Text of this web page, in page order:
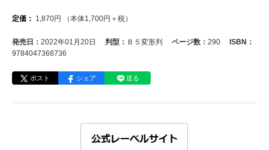
定価： 1,870円 （本体1,700円＋税）
発売日： 2022年01月20日 判型： Ｂ５変形判 ページ数： 290
ISBN：
9784047368736
ポスト シェア 送る